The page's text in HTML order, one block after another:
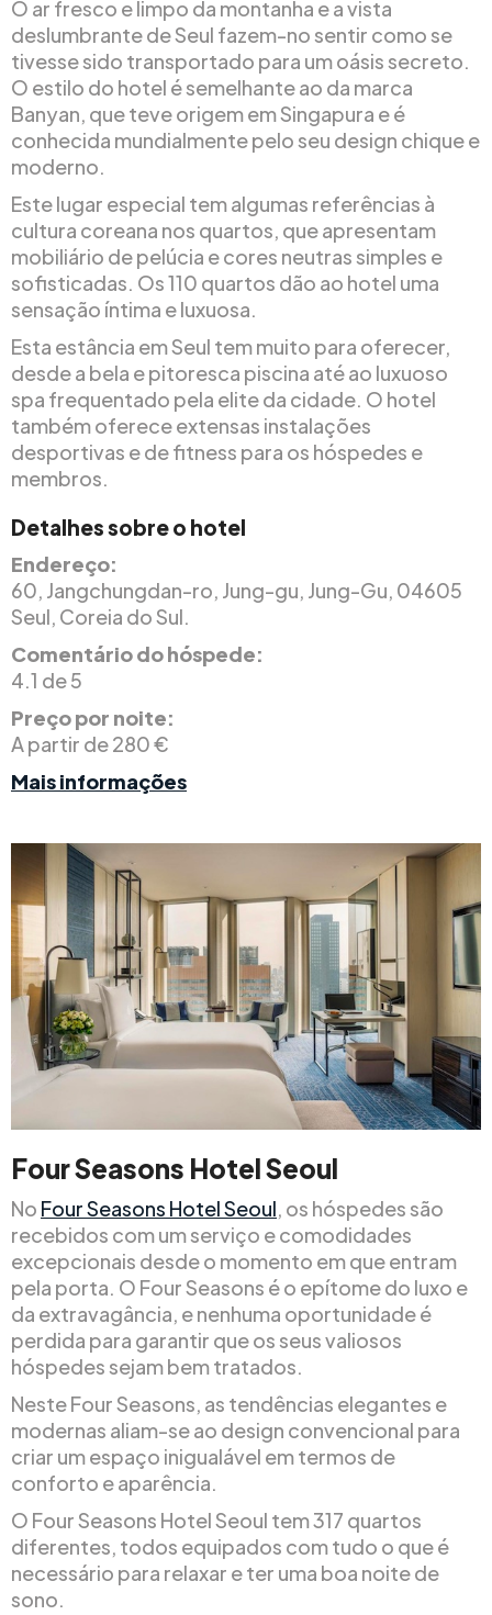
O ar fresco e limpo da montanha e a vista
deslumbrante de Seul fazem-no sentir como se
tivesse sido transportado para um oásis secreto.
O estilo do hotel é semelhante ao da marca
Banyan, que teve origem em Singapura e é
conhecida mundialmente pelo seu design chique e
moderno.
Este lugar especial tem algumas referências à
cultura coreana nos quartos, que apresentam
mobiliário de pelúcia e cores neutras simples e
sofisticadas. Os 110 quartos dão ao hotel uma
sensação íntima e luxuosa.
Esta estância em Seul tem muito para oferecer,
desde a bela e pitoresca piscina até ao luxuoso
spa frequentado pela elite da cidade. O hotel
também oferece extensas instalações
desportivas e de fitness para os hóspedes e
membros.
Detalhes sobre o hotel
Endereço:
60, Jangchungdan-ro, Jung-gu, Jung-Gu, 04605
Seul, Coreia do Sul.
Comentário do hóspede:
4.1 de 5
Preço por noite:
A partir de 280 €
Mais informações
Four Seasons Hotel Seoul
No Four Seasons Hotel Seoul, os hóspedes são
recebidos com um serviço e comodidades
excepcionais desde o momento em que entram
pela porta. O Four Seasons é o epítome do luxo e
da extravagância, e nenhuma oportunidade é
perdida para garantir que os seus valiosos
hóspedes sejam bem tratados.
Neste Four Seasons, as tendências elegantes e
modernas aliam-se ao design convencional para
criar um espaço inigualável em termos de
conforto e aparência.
O Four Seasons Hotel Seoul tem 317 quartos
diferentes, todos equipados com tudo o que é
necessário para relaxar e ter uma boa noite de
sono.